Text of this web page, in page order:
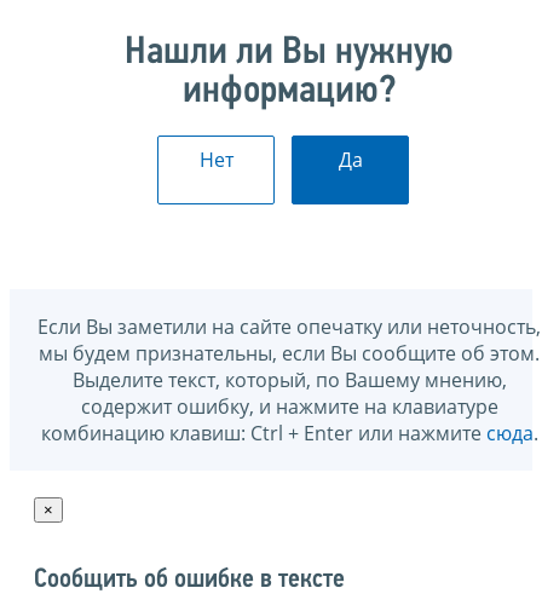
Нашли ли Вы нужную
информацию?
Нет Да
Если Вы заметили на сайте опечатку или неточность,
мы будем признательны, если Вы сообщите об этом.
Выделите текст, который, по Вашему мнению,
содержит ошибку, и нажмите на клавиатуре
комбинацию клавиш: Ctrl + Enter или нажмите сюда.
×
Сообщить об ошибке в тексте